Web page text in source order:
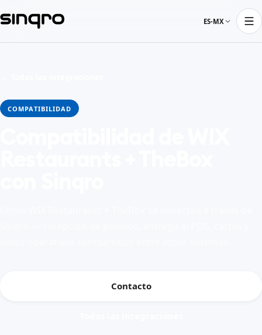
ES-MX
COMPATIBILIDAD
Contacto